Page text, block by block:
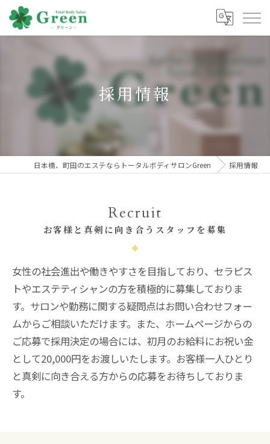
採用情報
日本橋、町田のエステならトータルボディサロンGreen 採用情報
お客様と真剣に向き合うスタッフを募集
Recruit
女性の社会進出や働きやすさを目指しており、セラピス
トやエステティシャンの方を積極的に募集しておりま
す。サロンや勤務に関する疑問点はお問い合わせフォー
ムからご相談いただけます。また、ホームページからの
ご応募で採用決定の場合には、初月のお給料にお祝い金
として20,000円をお渡しいたします。お客様一人ひとり
と真剣に向き合える方からの応募をお待ちしておりま
す。